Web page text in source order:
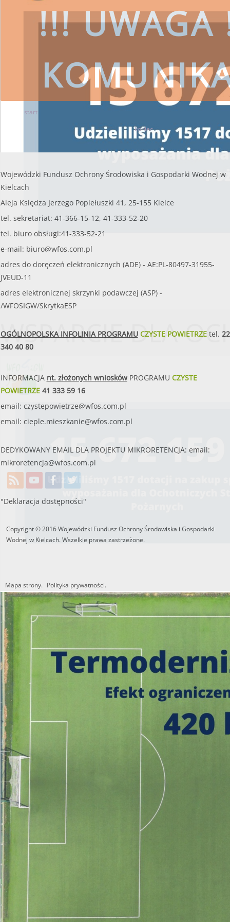
WSPARCIE DLA
!!! UWAGA
czytaj więcej
Konsultanci obsługujący infolinię,
o programie oraz wyjaśniać
22 340 40 80
https://
podpisane_umowy Liczba artykułów: 1
Mikroretencja - aktualności
Mikroretencja - wymagane dokumenty Liczba artykułów: 1
Mikroretencja - kontakt Liczba artykułów: 1
start
13
14 koniec
Wojewódzki Fundusz Ochrony Środowiska i Gospodarki Wodnej w
Kielcach
Aleja Księdza Jerzego Popiełuszki 41, 25-155 Kielce
tel. sekretariat: 41-366-15-12, 41-333-52-20
tel. biuro obsługi:41-333-52-21
e-mail: biuro@wfos.com.pl
adres do doręczeń elektronicznych (ADE) - AE:PL-80497-31955-
JVEUD-11
adres elektronicznej skrzynki podawczej (ASP) -
/WFOSIGW/SkrytkaESP
OGÓLNOPOLSKA INFOLINIA PROGRAMUCZYSTE POWIETRZEtel. 22
340 40 80
INFORMACJA nt. złożonych wnioskówPROGRAMU CZYSTE
POWIETRZE41 333 59 16
email: czystepowietrze@wfos.com.pl
email: cieple.mieszkanie@wfos.com.pl
DEDYKOWANY EMAIL DLA PROJEKTU MIKRORETENCJA: email:
mikroretencja@wfos.com.pl
"Deklaracja dostępności"
Copyright © 2016 Wojewódzki Fundusz Ochrony Środowiska i Gospodarki
Wodnej w Kielcach. Wszelkie prawa zastrzeżone.
Mapa strony. Polityka prywatności.
Utworzono przez W.S.ds.ITM & P